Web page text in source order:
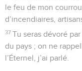
le feu de mon
d’incendiaires,
37 Tu seras dévoré
du pays ; on ne
l’Éternel, j’ai parlé.